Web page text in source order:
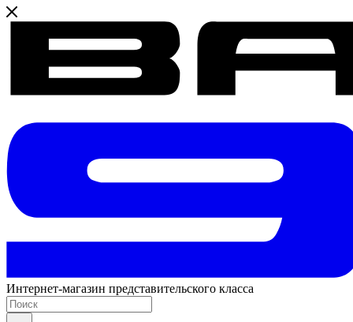
Интернет-магазин представительского класса